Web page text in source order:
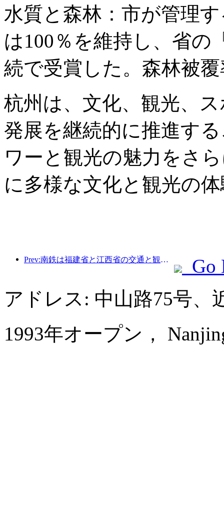
水質と森林：市が管理
は100％を維持し、省の
続で受賞した。森林被
杭州は、文化、観光、
発展を継続的に推進す
ワーと観光の魅力をさ
に多様な文化と観光の
Prev:南鉄は福建省と江西省の交通と観光の一体的発展を促進するため、11種類の新しい乗車券商品を発売した。
Go
アドレス: 中山路75号、
1993年オープン，